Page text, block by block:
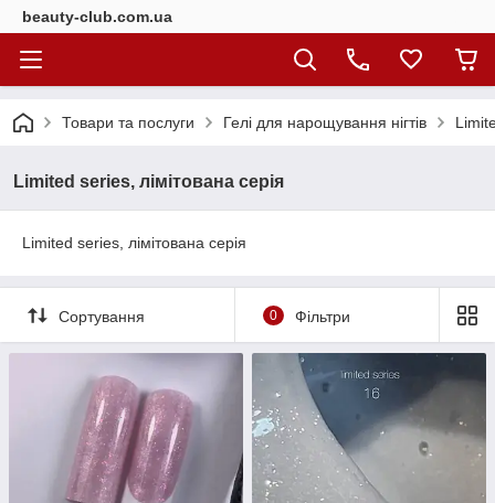
beauty-club.com.ua
Товари та послуги Гелі для нарощування нігтів
Limited series, лімітована серія
Limited series, лімітована серія
Сортування 0 Фільтри